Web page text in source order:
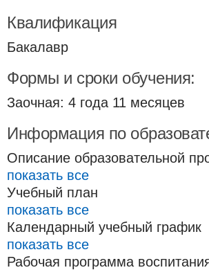
Квалификация
Бакалавр
Формы и сроки обучения:
Заочная: 4 года 11 месяцев
Информация по
Описание образовательной
показать все
Учебный план
показать все
Календарный учебный график
показать все
Рабочая программа